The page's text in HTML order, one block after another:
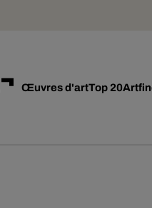
Œuvres d'artTop 20